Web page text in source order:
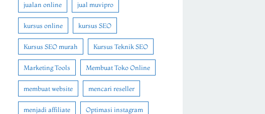
jualan online jual muvipro
kursus online kursus SEO
Kursus SEO murah Kursus Teknik SEO
Marketing Tools Membuat Toko Online
membuat website mencari reseller
menjadi affiliate Optimasi instagram